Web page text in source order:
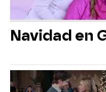
Navidad en